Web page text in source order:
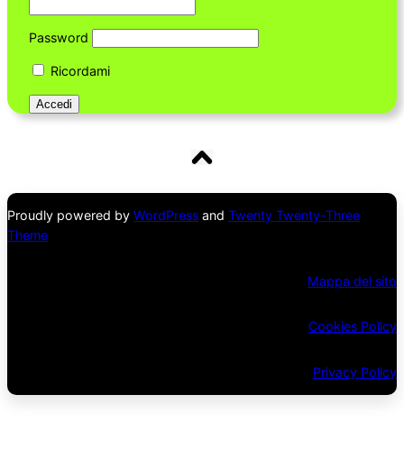
Password
Ricordami
Proudly powered by WordPress and Twenty Twenty-Three
Theme
Mappa del sito
Cookies Policy
Privacy Policy